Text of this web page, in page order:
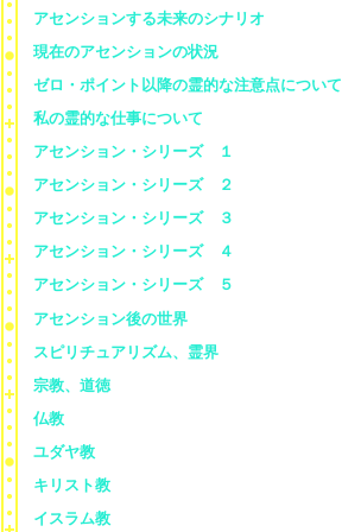
アセンションする未来のシナリオ
現在のアセンションの状況
ゼロ・ポイント以降の霊的な注意点について
私の霊的な仕事について
アセンション・シリーズ １
アセンション・シリーズ ２
アセンション・シリーズ ３
アセンション・シリーズ ４
アセンション・シリーズ ５
アセンション後の世界
スピリチュアリズム、霊界
宗教、道徳
仏教
ユダヤ教
キリスト教
イスラム教